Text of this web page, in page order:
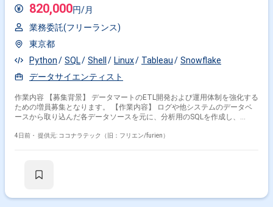
820,000円/月
業務委託(フリーランス)
東京都
Python
SQL Shell Linux Tableau
Snowflake
データサイエンティスト
作業内容 【募集背景】 データマートのETL開発および運用体制を強化する
ための増員募集となります。 【作業内容】 ログや他システムのデータベ
ースから取り込んだ各データソースを元に、分析用のSQLを作成し、
いコンテンツへの追加対応、イベントがあった際の個別対応、月次処理の
ンドをお持ちの方を求めております。お客様と円滑にコミュニケーション
4日前・ 提供元: ココナラテック（旧：フリエン/furien）